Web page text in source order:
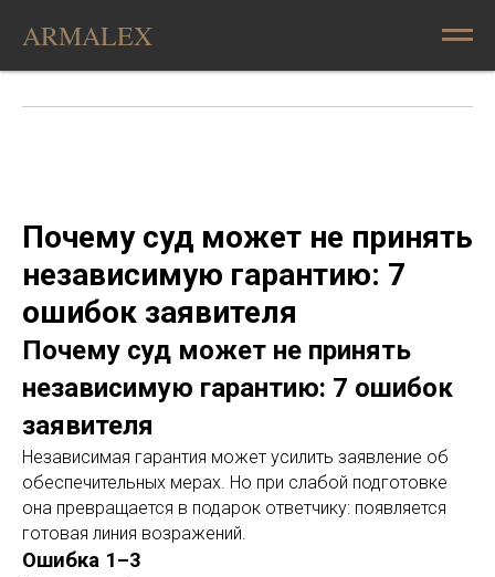
ARMALEX
Почему суд может не принять
независимую гарантию: 7
ошибок заявителя
Почему суд может не принять
независимую гарантию: 7 ошибок
заявителя
Независимая гарантия может усилить заявление об
обеспечительных мерах. Но при слабой подготовке
она превращается в подарок ответчику: появляется
готовая линия возражений.
Ошибка 1–3